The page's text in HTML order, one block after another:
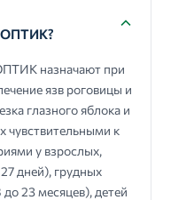
назначают при
язв роговицы и
глазного яблока и
чувствительными к
у взрослых,
дней), грудных
23 месяцев), детей